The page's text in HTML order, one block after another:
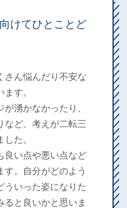
けてひとことど
さん悩んだり不安な
す。
湧かなかったり、
など、考えが二転三
た。
良い点や悪い点など
す。自分がどのよう
ういった姿になりた
ると良いかと思いま